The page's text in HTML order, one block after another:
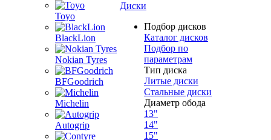
Toyo
BlackLion
Nokian Tyres
BFGoodrich
Michelin
Autogrip
Диски
Подбор дисков
Каталог дисков
Подбор по
параметрам
Тип диска
Литые диски
Стальные диски
Диаметр обода
13"
14"
15"